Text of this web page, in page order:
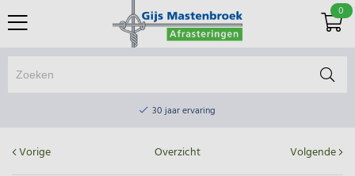
0
Online winkel & fysieke winkel
Vorige Overzicht Volgende